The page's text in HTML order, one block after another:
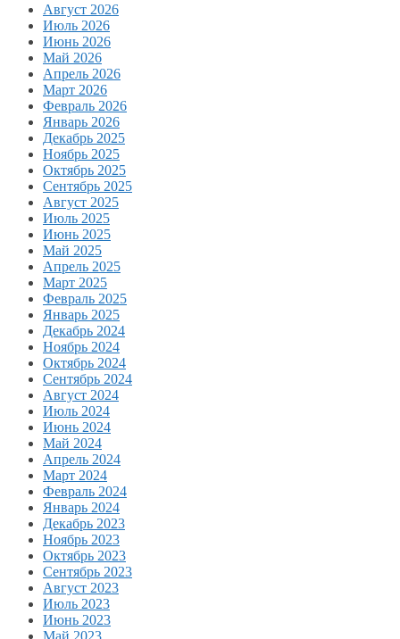
Август 2026
Июль 2026
Июнь 2026
Май 2026
Апрель 2026
Март 2026
Февраль 2026
Январь 2026
Декабрь 2025
Ноябрь 2025
Октябрь 2025
Сентябрь 2025
Август 2025
Июль 2025
Июнь 2025
Май 2025
Апрель 2025
Март 2025
Февраль 2025
Январь 2025
Декабрь 2024
Ноябрь 2024
Октябрь 2024
Сентябрь 2024
Август 2024
Июль 2024
Июнь 2024
Май 2024
Апрель 2024
Март 2024
Февраль 2024
Январь 2024
Декабрь 2023
Ноябрь 2023
Октябрь 2023
Сентябрь 2023
Август 2023
Июль 2023
Июнь 2023
Май 2023